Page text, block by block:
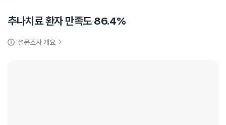
추나치료 환자 만족도 86.4%
설문조사 개요